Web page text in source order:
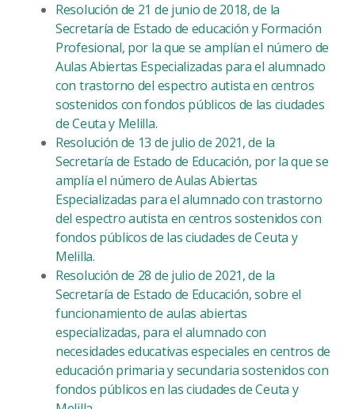
Resolución de 21 de junio de 2018, de la
Secretaría de Estado de educación y Formación
Profesional, por la que se amplían el número de
Aulas Abiertas Especializadas para el alumnado
con trastorno del espectro autista en centros
sostenidos con fondos públicos de las ciudades
de Ceuta y Melilla.
Resolución de 13 de julio de 2021, de la
Secretaría de Estado de Educación, por la que se
amplía el número de Aulas Abiertas
Especializadas para el alumnado con trastorno
del espectro autista en centros sostenidos con
fondos públicos de las ciudades de Ceuta y
Melilla.
Resolución de 28 de julio de 2021, de la
Secretaría de Estado de Educación, sobre el
funcionamiento de aulas abiertas
especializadas, para el alumnado con
necesidades educativas especiales en centros de
educación primaria y secundaria sostenidos con
fondos públicos en las ciudades de Ceuta y